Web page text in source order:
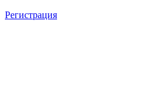
Регистрация